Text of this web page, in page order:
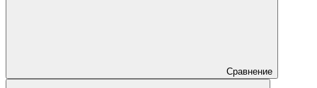
Сравнение